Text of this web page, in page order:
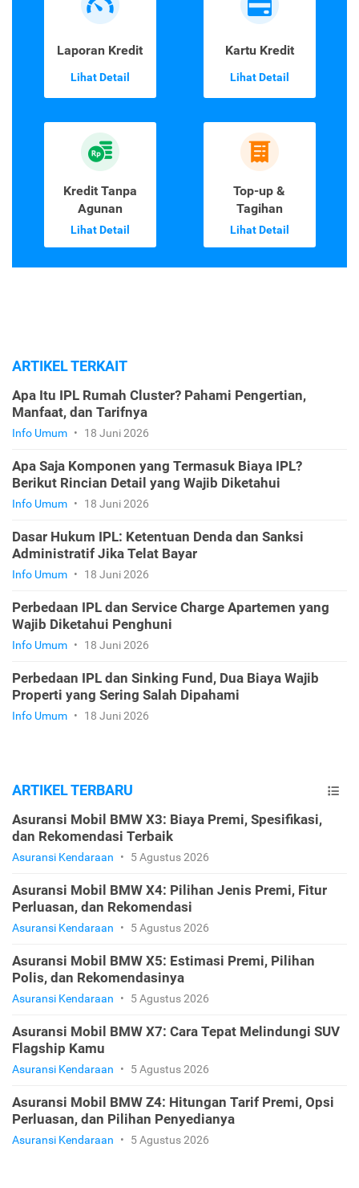
Laporan Kredit
Lihat Detail
Kartu Kredit
Lihat Detail
Kredit Tanpa
Agunan
Lihat Detail
Top-up &
Tagihan
Lihat Detail
ARTIKEL TERKAIT
Apa Itu IPL Rumah Cluster? Pahami Pengertian,
Manfaat, dan Tarifnya
Info Umum • 18 Juni 2026
Apa Saja Komponen yang Termasuk Biaya IPL?
Berikut Rincian Detail yang Wajib Diketahui
Info Umum • 18 Juni 2026
Dasar Hukum IPL: Ketentuan Denda dan Sanksi
Administratif Jika Telat Bayar
Info Umum • 18 Juni 2026
Perbedaan IPL dan Service Charge Apartemen yang
Wajib Diketahui Penghuni
Info Umum • 18 Juni 2026
Perbedaan IPL dan Sinking Fund, Dua Biaya Wajib
Properti yang Sering Salah Dipahami
Info Umum • 18 Juni 2026
ARTIKEL TERBARU
Asuransi Mobil BMW X3: Biaya Premi, Spesifikasi,
dan Rekomendasi Terbaik
Asuransi Kendaraan • 5 Agustus 2026
Asuransi Mobil BMW X4: Pilihan Jenis Premi, Fitur
Perluasan, dan Rekomendasi
Asuransi Kendaraan • 5 Agustus 2026
Asuransi Mobil BMW X5: Estimasi Premi, Pilihan
Polis, dan Rekomendasinya
Asuransi Kendaraan • 5 Agustus 2026
Asuransi Mobil BMW X7: Cara Tepat Melindungi SUV
Flagship Kamu
Asuransi Kendaraan • 5 Agustus 2026
Asuransi Mobil BMW Z4: Hitungan Tarif Premi, Opsi
Perluasan, dan Pilihan Penyedianya
Asuransi Kendaraan • 5 Agustus 2026